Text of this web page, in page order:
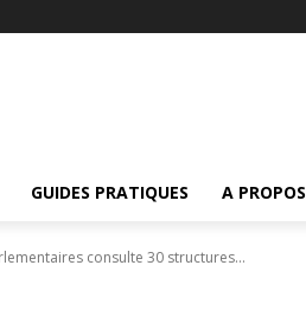
GUIDES PRATIQUES A PROPOS
consulte 30 structures...